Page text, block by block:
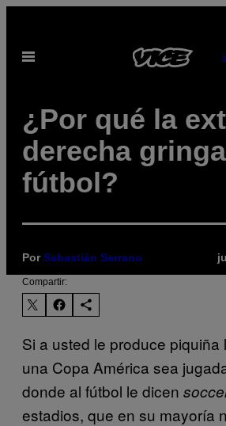
contenido
Abrir
¿Por qué la
derecha
fútbol?
PorSebastián Serrano
Compartir:
Si a usted le produce piquiña
una Copa América sea
donde al fútbol le dicen
estadios, que en su mayoría